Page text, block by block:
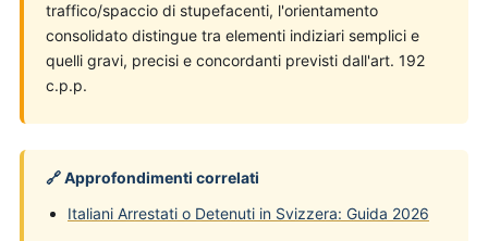
traffico/spaccio di stupefacenti, l'orientamento
consolidato distingue tra elementi indiziari semplici e
quelli gravi, precisi e concordanti previsti dall'art. 192
c.p.p.
🔗 Approfondimenti correlati
Italiani Arrestati o Detenuti in Svizzera: Guida 2026